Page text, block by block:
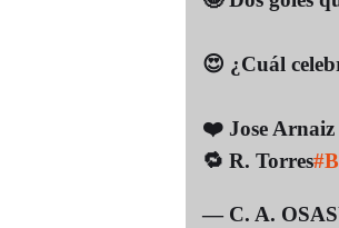
😍 ¿Cuál
❤️ Jose Arnaiz
🔁 R. Torres
— C. A.